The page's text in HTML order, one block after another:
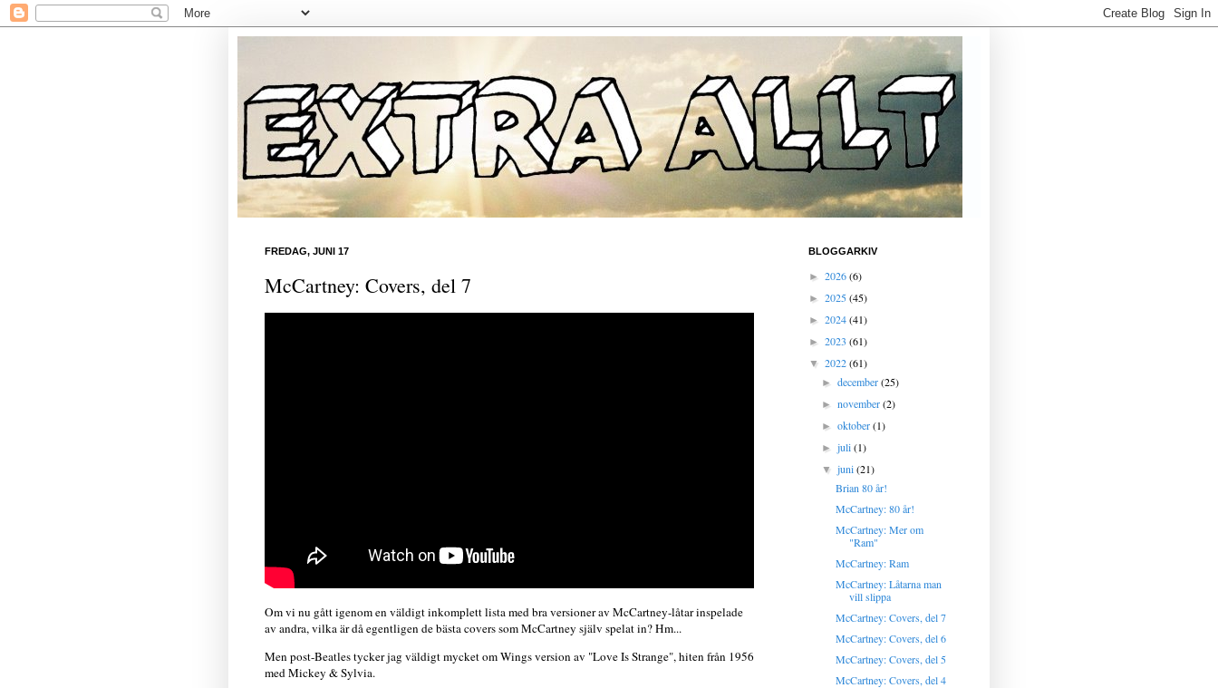
FREDAG, JUNI 17
McCartney: Covers, del 7
Om vi nu gått igenom en väldigt inkomplett lista med bra versioner av McCartney-låtar inspelade
av andra, vilka är då egentligen de bästa covers som McCartney själv spelat in? Hm...
Men post-Beatles tycker jag väldigt mycket om Wings version av "Love Is Strange", hiten från 1956
med Mickey & Sylvia.
BLOGGARKIV
► 2026(6)
► 2025(45)
► 2024(41)
► 2023 (61)
▼ 2022(61)
►december(25)
►november(2)
►oktober(1)
►juli(1)
▼juni(21)
Brian 80 år!
McCartney: 80 år!
McCartney: Mer om
"Ram"
McCartney: Ram
McCartney: Låtarna man
vill slippa
McCartney: Covers, del 7
McCartney: Covers, del 6
McCartney: Covers, del 5
McCartney: Covers, del 4